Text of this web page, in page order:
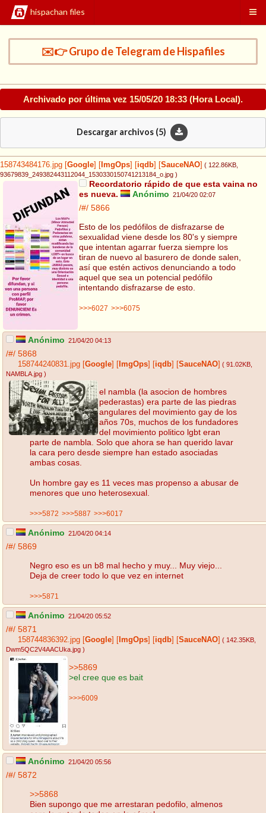
hispachan files
✉️👉 Grupo de Telegram de Hispafiles
Archivado por última vez 15/05/20 18:33 (Hora Local).
Descargar archivos (5)
158743484176.jpg Google ImgOps iqdb SauceNAO ( 122.86KB
93679839_249382443112044_1530330150741213184_o.jpg )
Recordatorio rápido de que esta vaina no
es nueva.
Anónimo 21/04/20 02:07
/#/ 5866
Esto de los pedófilos de disfrazarse de
sexualidad viene desde los 80's y siempre
que intentan agarrar fuerza siempre los
tiran de nuevo al basurero de donde salen,
así que estén activos denunciando a todo
aquel que sea un potencial pedófilo
intentando disfrazarse de esto.
>>>6027 >>>6075
Anónimo 21/04/20 04:13
/#/ 5868
158744240831.jpg [Google] [ ImgOps] [iqdb] [SauceNAO] ( 91.02KB
NAMBLA.jpg )
el nambla (la asocion de hombres
pederastas) era parte de las piedras
angulares del movimiento gay de los
años 70s, muchos de los fundadores
del movimiento politico lgbt eran
parte de nambla. Solo que ahora se han querido lavar
la cara pero desde siempre han estado asociadas
ambas cosas.
Un hombre gay es 11 veces mas propenso a abusar de
menores que uno heterosexual.
>>>5872 >>>5887 >>>6017
Anónimo 21/04/20 04:14
/#/ 5869
Negro eso es un b8 mal hecho y muy... Muy viejo...
Deja de creer todo lo que vez en internet
>>>5871
Anónimo 21/04/20 05:52
/#/ 5871
158744836392.jpg [Google] [ ImgOps] [iqdb] [SauceNAO] ( 142.35KB
Dwm5QC2V4AACUka.jpg )
>>5869
>el cree que es bait
>>>6009
Anónimo 21/04/20 05:56
/#/ 5872
>>5868
Bien supongo que me arrestaran pedofilo, almenos